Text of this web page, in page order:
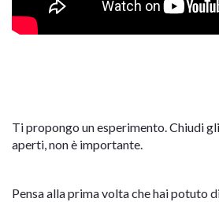
Ti propongo un esperimento. Chiudi
aperti, non è importante.
Pensa alla prima volta che hai potuto